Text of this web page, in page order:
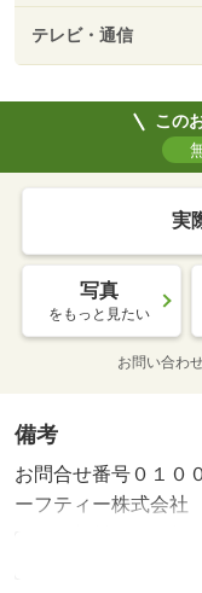
テレビ・通信
この
実
写真
をもっと見たい
お問い合わ
備考
お問合せ番号０１０
ーフティー株式会社
万）更新料１万／
等：ケーブルＴＶ料